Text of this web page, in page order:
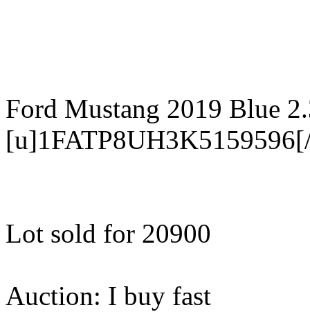
Ford Mustang 2019 Blue
Lot sold for 20900
Auction: I buy fast